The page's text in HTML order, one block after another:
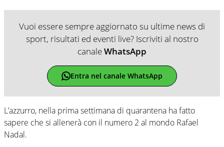
Vuoi essere sempre aggiornato su ultime news di
sport, risultati ed eventi live? Iscriviti al nostro
canaleWhatsApp
Entra nel canale WhatsApp
L’azzurro, nella prima settimana di quarantena ha fatto
sapere che si allenerà con il numero 2 al mondo Rafael
Nadal.